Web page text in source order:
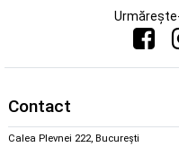
Contact
Calea Plevnei 222, București